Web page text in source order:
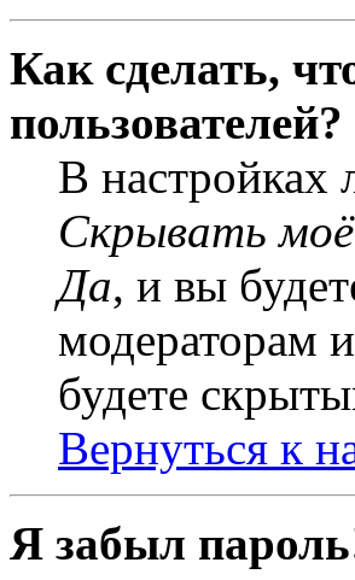
Как сделать,
пользователей?
В настройках
Скрывать
Да, и вы
модераторам
будете
Вернуться к
Я забыл